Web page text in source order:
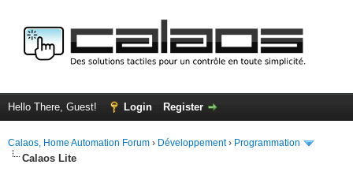
Hello There, Guest! Login Register
Calaos, Home Automation Forum › Développement› Programmation
Calaos Lite